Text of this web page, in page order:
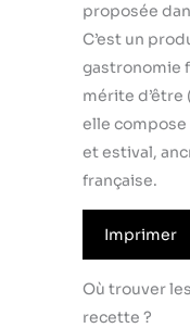
proposée
C’est un
gastronomie
mérite d’être
elle
et estival,
française.
Imprimer
Où trouver
recette ?